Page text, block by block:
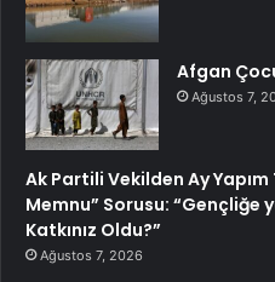
Afgan
Ağustos 7,
Ak Partili Vekilden Ay
Memnu” Sorusu: “Gençliğe
Katkınız Oldu?”
Ağustos 7, 2026